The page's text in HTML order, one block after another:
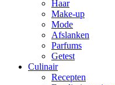
Haar
Make-up
Mode
Afslanken
Parfums
Getest
Culinair
Recepten